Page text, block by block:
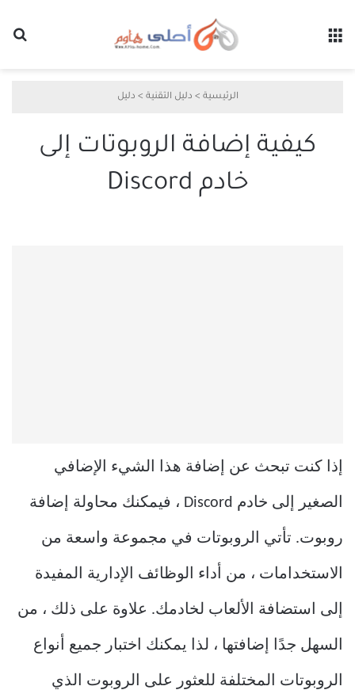
الرئيسية > دليل التقنية > دليل
كيفية إضافة الروبوتات إلى
خادم Discord
إذا كنت تبحث عن إضافة هذا الشيء الإضافي
الصغير إلى خادم Discord ، فيمكنك محاولة إضافة
روبوت. تأتي الروبوتات في مجموعة واسعة من
الاستخدامات ، من أداء الوظائف الإدارية المفيدة
إلى استضافة الألعاب لخادمك. علاوة على ذلك ، من
السهل جدًا إضافتها ، لذا يمكنك اختبار جميع أنواع
الروبوتات المختلفة للعثور على الروبوت الذي